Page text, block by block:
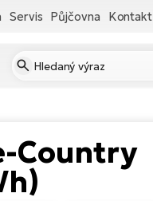
Servis Půjčovna Kontakt
Country